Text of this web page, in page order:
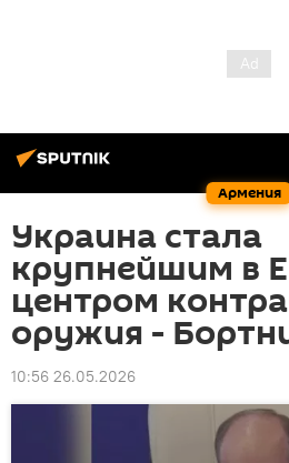
Армения
Украина стала
крупнейшим в
центром
оружия -
10:56 26.05.2026